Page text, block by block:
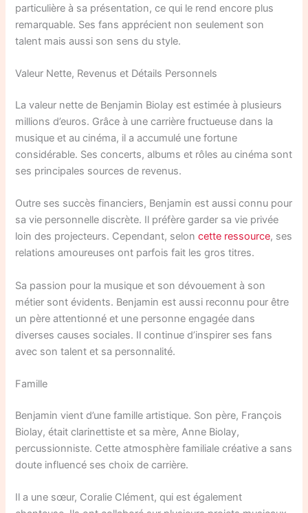
particulière à sa présentation, ce qui le rend encore plus
remarquable. Ses fans apprécient non seulement son
talent mais aussi son sens du style.
Valeur Nette, Revenus et Détails Personnels
La valeur nette de Benjamin Biolay est estimée à plusieurs
millions d’euros. Grâce à une carrière fructueuse dans la
musique et au cinéma, il a accumulé une fortune
considérable. Ses concerts, albums et rôles au cinéma sont
ses principales sources de revenus.
Outre ses succès financiers, Benjamin est aussi connu pour
sa vie personnelle discrète. Il préfère garder sa vie privée
loin des projecteurs. Cependant, seloncette ressource, ses
relations amoureuses ont parfois fait les gros titres.
Sa passion pour la musique et son dévouement à son
métier sont évidents. Benjamin est aussi reconnu pour être
un père attentionné et une personne engagée dans
diverses causes sociales. Il continue d’inspirer ses fans
avec son talent et sa personnalité.
Famille
Benjamin vient d’une famille artistique. Son père, François
Biolay, était clarinettiste et sa mère, Anne Biolay,
percussionniste. Cette atmosphère familiale créative a sans
doute influencé ses choix de carrière.
Il a une sœur, Coralie Clément, qui est également